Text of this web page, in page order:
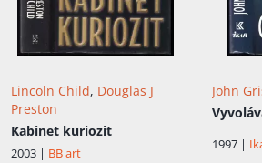
Lincoln Child, Douglas J
Preston
Kabinet kuriozit
2003 | BB art
John
1997 |